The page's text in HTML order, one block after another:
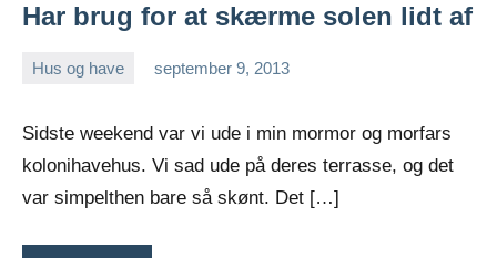
Har brug for at skærme solen lidt af
Hus og have september 9, 2013
Sidste weekend var vi ude i min mormor og morfars
kolonihavehus. Vi sad ude på deres terrasse, og det
var simpelthen bare så skønt. Det […]